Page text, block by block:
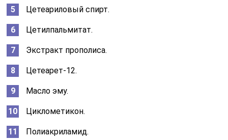
Цетеариловый спирт.
Цетилпальмитат.
Экстракт прополиса.
Цетеарет-12.
Масло эму.
Циклометикон.
Полиакриламид.